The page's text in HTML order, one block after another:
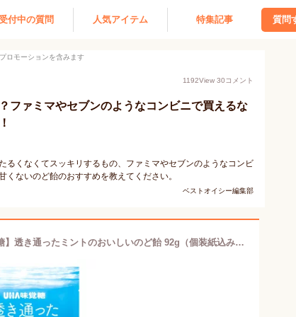
付中の質問 人気アイテム 特集記事 質問
ロモーションを含みます
1192View 30コメント
ファミマやセブンのようなコンビニで買えるな
るくなくてスッキリするもの、ファミマやセブンのようなコンビ
ないのど飴のおすすめを教えてください。
ベストオイシー編集部
【合算3300円以上で注文可能】【UHA味覚糖】透き通ったミントのおいしいのど飴 92g（個装紙込み）1袋